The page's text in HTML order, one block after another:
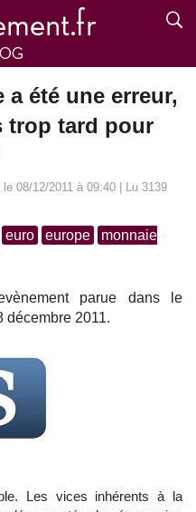
été une erreur,
trop tard pour
08/12/2011 à 09:40 | Lu 3139
euro europe
monnaie
parue dans le
décembre 2011.
Les vices inhérents à la